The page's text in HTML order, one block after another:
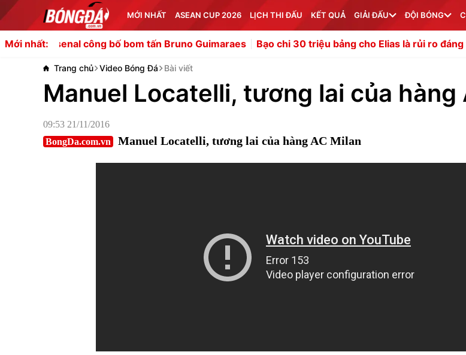
MỚI NHẤT ASEAN CUP 2026 LỊCH THI ĐẤU KẾT QUẢ GIẢI ĐẤU ĐỘI BÓNG
Mới nhất:
bố bom tấn Bruno Guimaraes Bạo chi 30 triệu bảng cho Elias là rủi ro đáng thử của Man Utd
Trang chủ Video Bóng Đá Bài viết
Manuel Locatelli, tương lai của hàng
09:53 21/11/2016
BongDa.com.vn
Manuel Locatelli, tương lai của hàng AC Milan